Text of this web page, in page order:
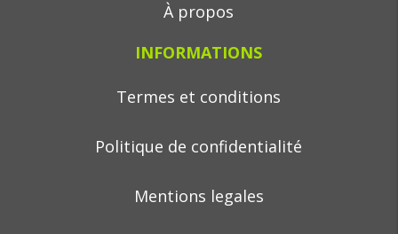
À propos
INFORMATIONS
Termes et conditions
Politique de confidentialité
Mentions legales